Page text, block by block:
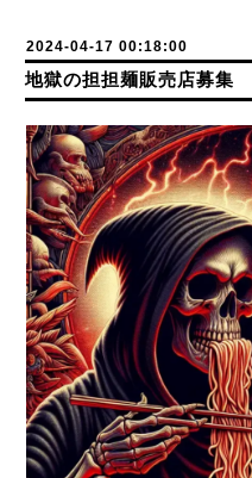
2024-04-17 00:18:00
地獄の担担麺販売店募集